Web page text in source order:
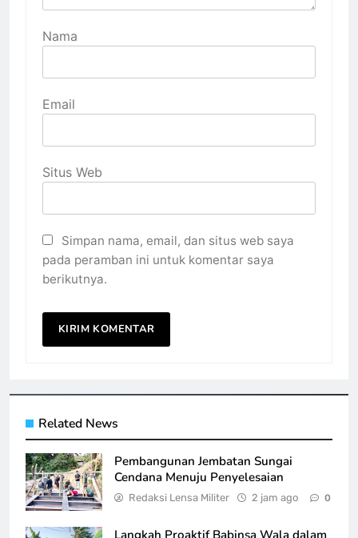
Nama
Email
Situs Web
Simpan nama, email, dan situs web saya
pada peramban ini untuk komentar saya
berikutnya.
Related News
Pembangunan Jembatan Sungai
Cendana Menuju Penyelesaian
Redaksi Lensa Militer 2 jam ago 0